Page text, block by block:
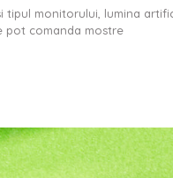
tipul monitorului, lumina
pot comanda mostre